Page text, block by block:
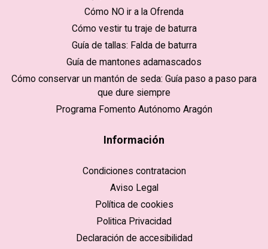
Cómo NO ir a la Ofrenda
Cómo vestir tu traje de baturra
Guía de tallas: Falda de baturra
Guía de mantones adamascados
Cómo conservar un mantón de seda: Guía paso a paso para
que dure siempre
Programa Fomento Autónomo Aragón
Información
Condiciones contratacion
Aviso Legal
Política de cookies
Politica Privacidad
Declaración de accesibilidad